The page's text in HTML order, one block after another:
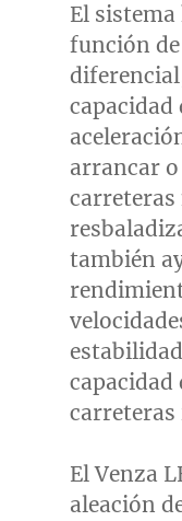
El
función
capacidad
arrancar
carreteras
también
capacidad
carreteras
El Venza
aleación